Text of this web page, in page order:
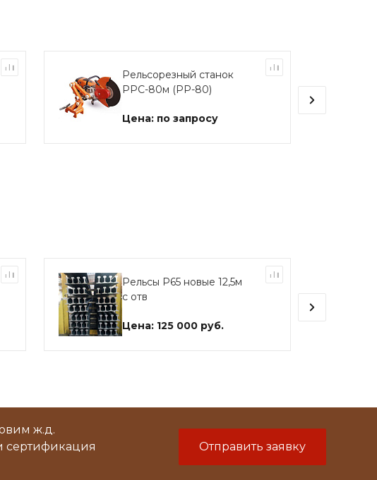
Рельсорезный станок
РРС-80м (РР-80)
Цена: по запросу
Рельсы Р65 новые 12,5м
с отв
Цена: 125 000 руб.
ж.д.
сертификация
Отправить заявку